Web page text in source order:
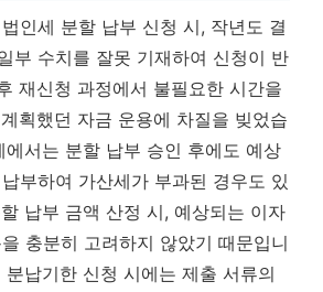
인세 분할 납부 신청 시, 작년도 결
부 수치를 잘못 기재하여 신청이 반
재신청 과정에서 불필요한 시간을
획했던 자금 운용에 차질을 빚었습
에서는 분할 납부 승인 후에도 예상
부하여 가산세가 부과된 경우도 있
납부 금액 산정 시, 예상되는 이자
충분히 고려하지 않았기 때문입니
납기한 신청 시에는 제출 서류의